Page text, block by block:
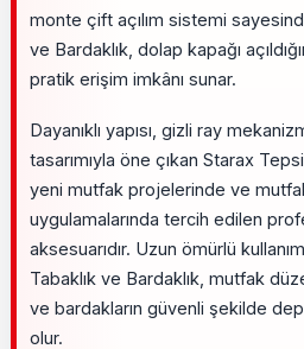
monte çift açılım sistemi
ve Bardaklık, dolap kapağı
pratik erişim imkânı sunar.
Dayanıklı yapısı, gizli ray
tasarımıyla öne çıkan Starax
yeni mutfak projelerinde ve
uygulamalarında tercih edilen
aksesuarıdır. Uzun ömürlü
Tabaklık ve Bardaklık, mutfak
ve bardakların güvenli şekilde
olur.